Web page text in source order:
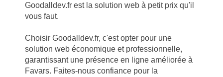
Goodalldev.fr est la solution web à petit prix qu'il
vous faut.
Choisir Goodalldev.fr, c'est opter pour une
solution web économique et professionnelle,
garantissant une présence en ligne améliorée à
Favars. Faites-nous confiance pour la